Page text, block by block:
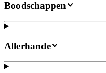
Boodschappen
Allerhande